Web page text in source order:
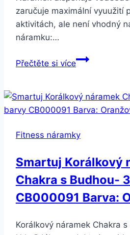
zaručuje maximální vyuužití
aktivitách, ale není vhodný
náramku:…
Přečtěte si víceSmartuj
náramek
Y5-
barvy
Barva:
Modrá-
tmavá
Fitness náramky
Smartuj Korálkový
Chakra s Budhou-
CB000091 Barva:
Korálkový náramek Chakra